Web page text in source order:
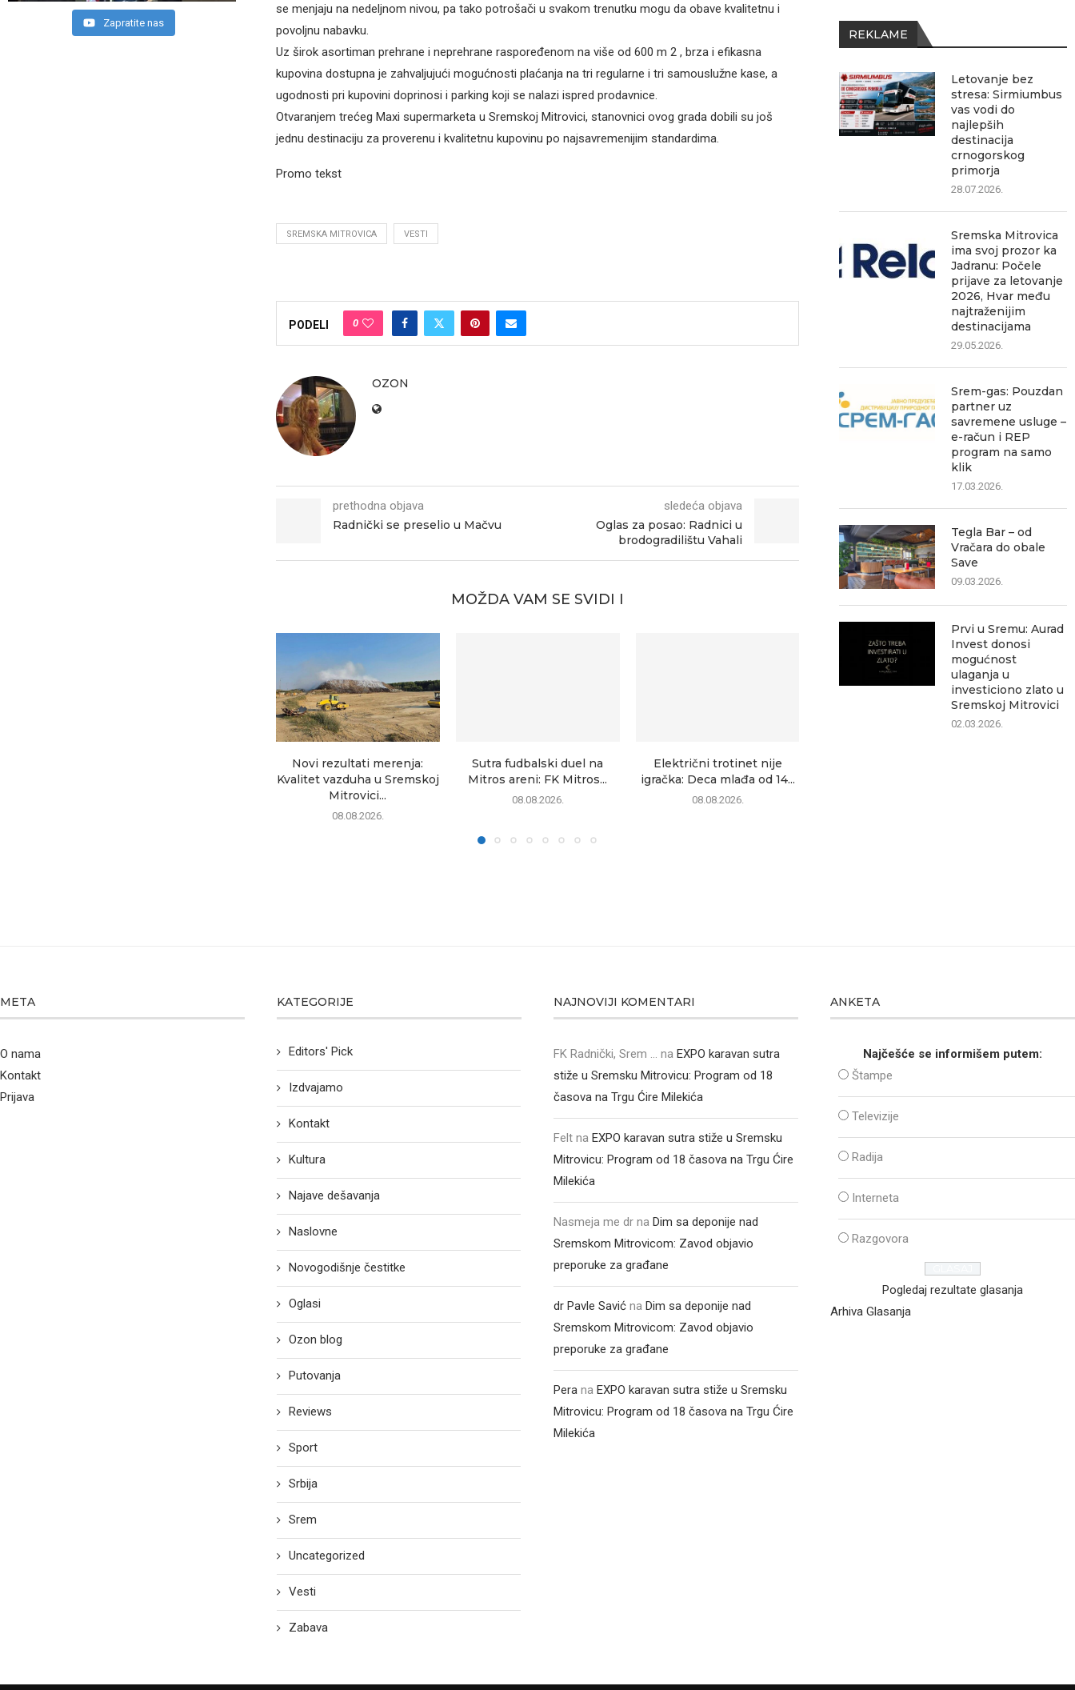
se menjaju na nedeljnom nivou, pa tako potrošači u svakom trenutku mogu da obave kvalitetnu i
povoljnu nabavku.
Uz širok asortiman prehrane i neprehrane raspoređenom na više od 600 m 2 , brza i efikasna
kupovina dostupna je zahvaljujući mogućnosti plaćanja na tri regularne i tri samouslužne kase, a
ugodnosti pri kupovini doprinosi i parking koji se nalazi ispred prodavnice.
Otvaranjem trećeg Maxi supermarketa u Sremskoj Mitrovici, stanovnici ovog grada dobili su još
jednu destinaciju za proverenu i kvalitetnu kupovinu po najsavremenijim standardima.
Promo tekst
SREMSKA MITROVICA VESTI
PODELI 0
OZON
prethodna objava
Radnički se preselio u Mačvu
sledeća objava
Oglas za posao: Radnici u
brodogradilištu Vahali
MOŽDA VAM SE SVIDI I
Novi rezultati merenja:
Kvalitet vazduha u Sremskoj
Mitrovici...
08.08.2026.
Sutra fudbalski duel na
Mitros areni: FK Mitros...
08.08.2026.
Električni trotinet nije
igračka: Deca mlađa od 14...
08.08.2026.
REKLAME
Letovanje bez
stresa: Sirmiumbus
vas vodi do
najlepših
destinacija
crnogorskog
primorja
28.07.2026.
Sremska Mitrovica
ima svoj prozor ka
Jadranu: Počele
prijave za letovanje
2026, Hvar među
najtraženijim
destinacijama
29.05.2026.
Srem-gas: Pouzdan
partner uz
savremene usluge –
e-račun i REP
program na samo
klik
17.03.2026.
Tegla Bar – od
Vračara do obale
Save
09.03.2026.
Prvi u Sremu: Aurad
Invest donosi
mogućnost
ulaganja u
investiciono zlato u
Sremskoj Mitrovici
02.03.2026.
Zapratite nas
META
O nama
Kontakt
Prijava
KATEGORIJE
Editors' Pick
Izdvajamo
Kontakt
Kultura
Najave dešavanja
Naslovne
Novogodišnje čestitke
Oglasi
Ozon blog
Putovanja
Reviews
Sport
Srbija
Srem
Uncategorized
Vesti
Zabava
NAJNOVIJI KOMENTARI
FK Radnički, Srem ... naEXPO karavan sutra
stiže u Sremsku Mitrovicu: Program od 18
časova na Trgu Ćire Milekića
Felt naEXPO karavan sutra stiže u Sremsku
Mitrovicu: Program od 18 časova na Trgu Ćire
Milekića
Nasmeja me dr naDim sa deponije nad
Sremskom Mitrovicom: Zavod objavio
preporuke za građane
dr Pavle Savić naDim sa deponije nad
Sremskom Mitrovicom: Zavod objavio
preporuke za građane
Pera naEXPO karavan sutra stiže u Sremsku
Mitrovicu: Program od 18 časova na Trgu Ćire
Milekića
ANKETA
Najčešće se informišem putem:
Štampe
Televizije
Radija
Interneta
Razgovora
Pogledaj rezultate glasanja
Arhiva Glasanja